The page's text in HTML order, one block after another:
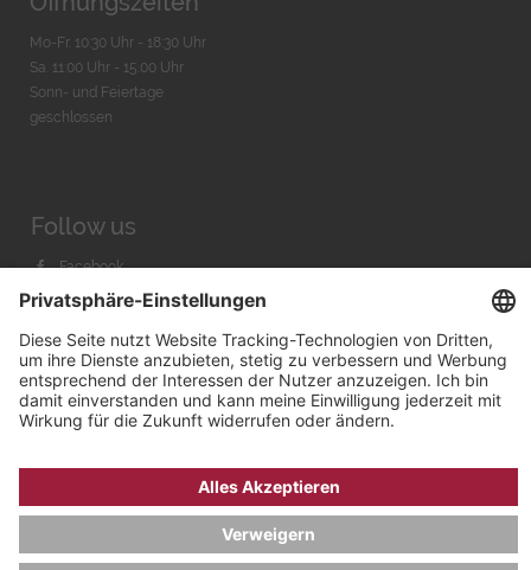
Mo-Fr. 10:30 Uhr - 18:30 Uhr
Sa. 11:00 Uhr - 15.00 Uhr
Sonn- und Feiertage
geschlossen
Follow us
Facebook
Instagram
Youtube
Bachmann & Scher GmbH / Watchandco GmbH
DATENSCHUTZ IMPRESSUM
VERSANDKOSTEN